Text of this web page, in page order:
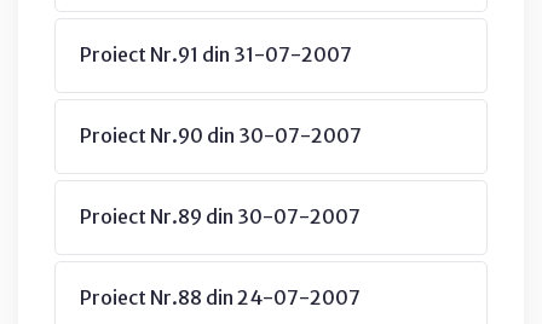
Proiect Nr.91 din 31-07-2007
Proiect Nr.90 din 30-07-2007
Proiect Nr.89 din 30-07-2007
Proiect Nr.88 din 24-07-2007